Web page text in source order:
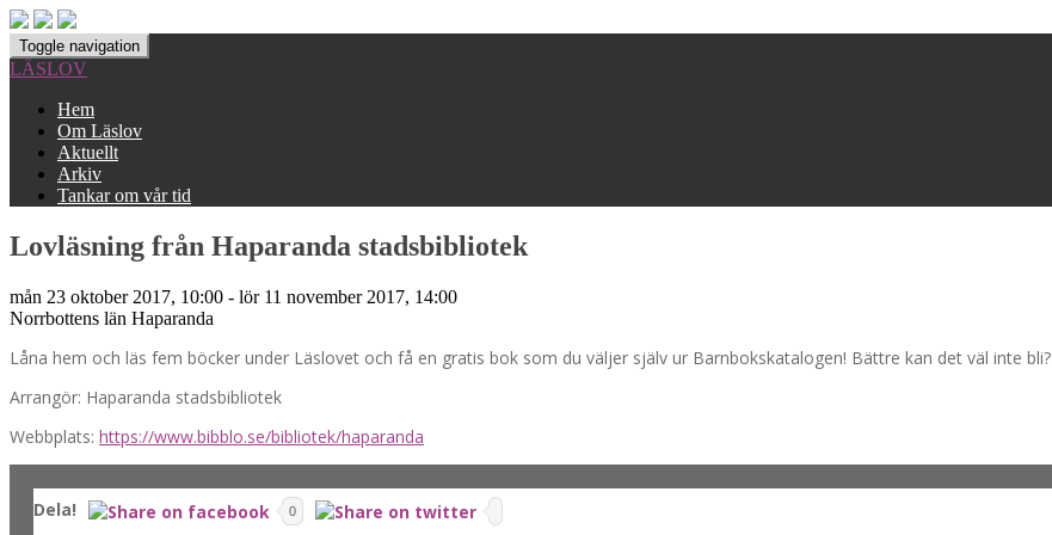
Toggle navigation
LÄSLOV
Hem
Om Läslov
Aktuellt
Arkiv
Tankar om vår tid
Lovläsning från Haparanda stadsbibliotek
mån 23 oktober 2017, 10:00 - lör 11 november 2017, 14:00
Norrbottens län Haparanda
Låna hem och läs fem böcker under Läslovet och få en gratis bok som du väljer själv ur Barnbokskatalogen! Bättre kan det väl inte bli?
Arrangör: Haparanda stadsbibliotek
Webbplats: https://www.bibblo.se/bibliotek/haparanda
Dela! 0